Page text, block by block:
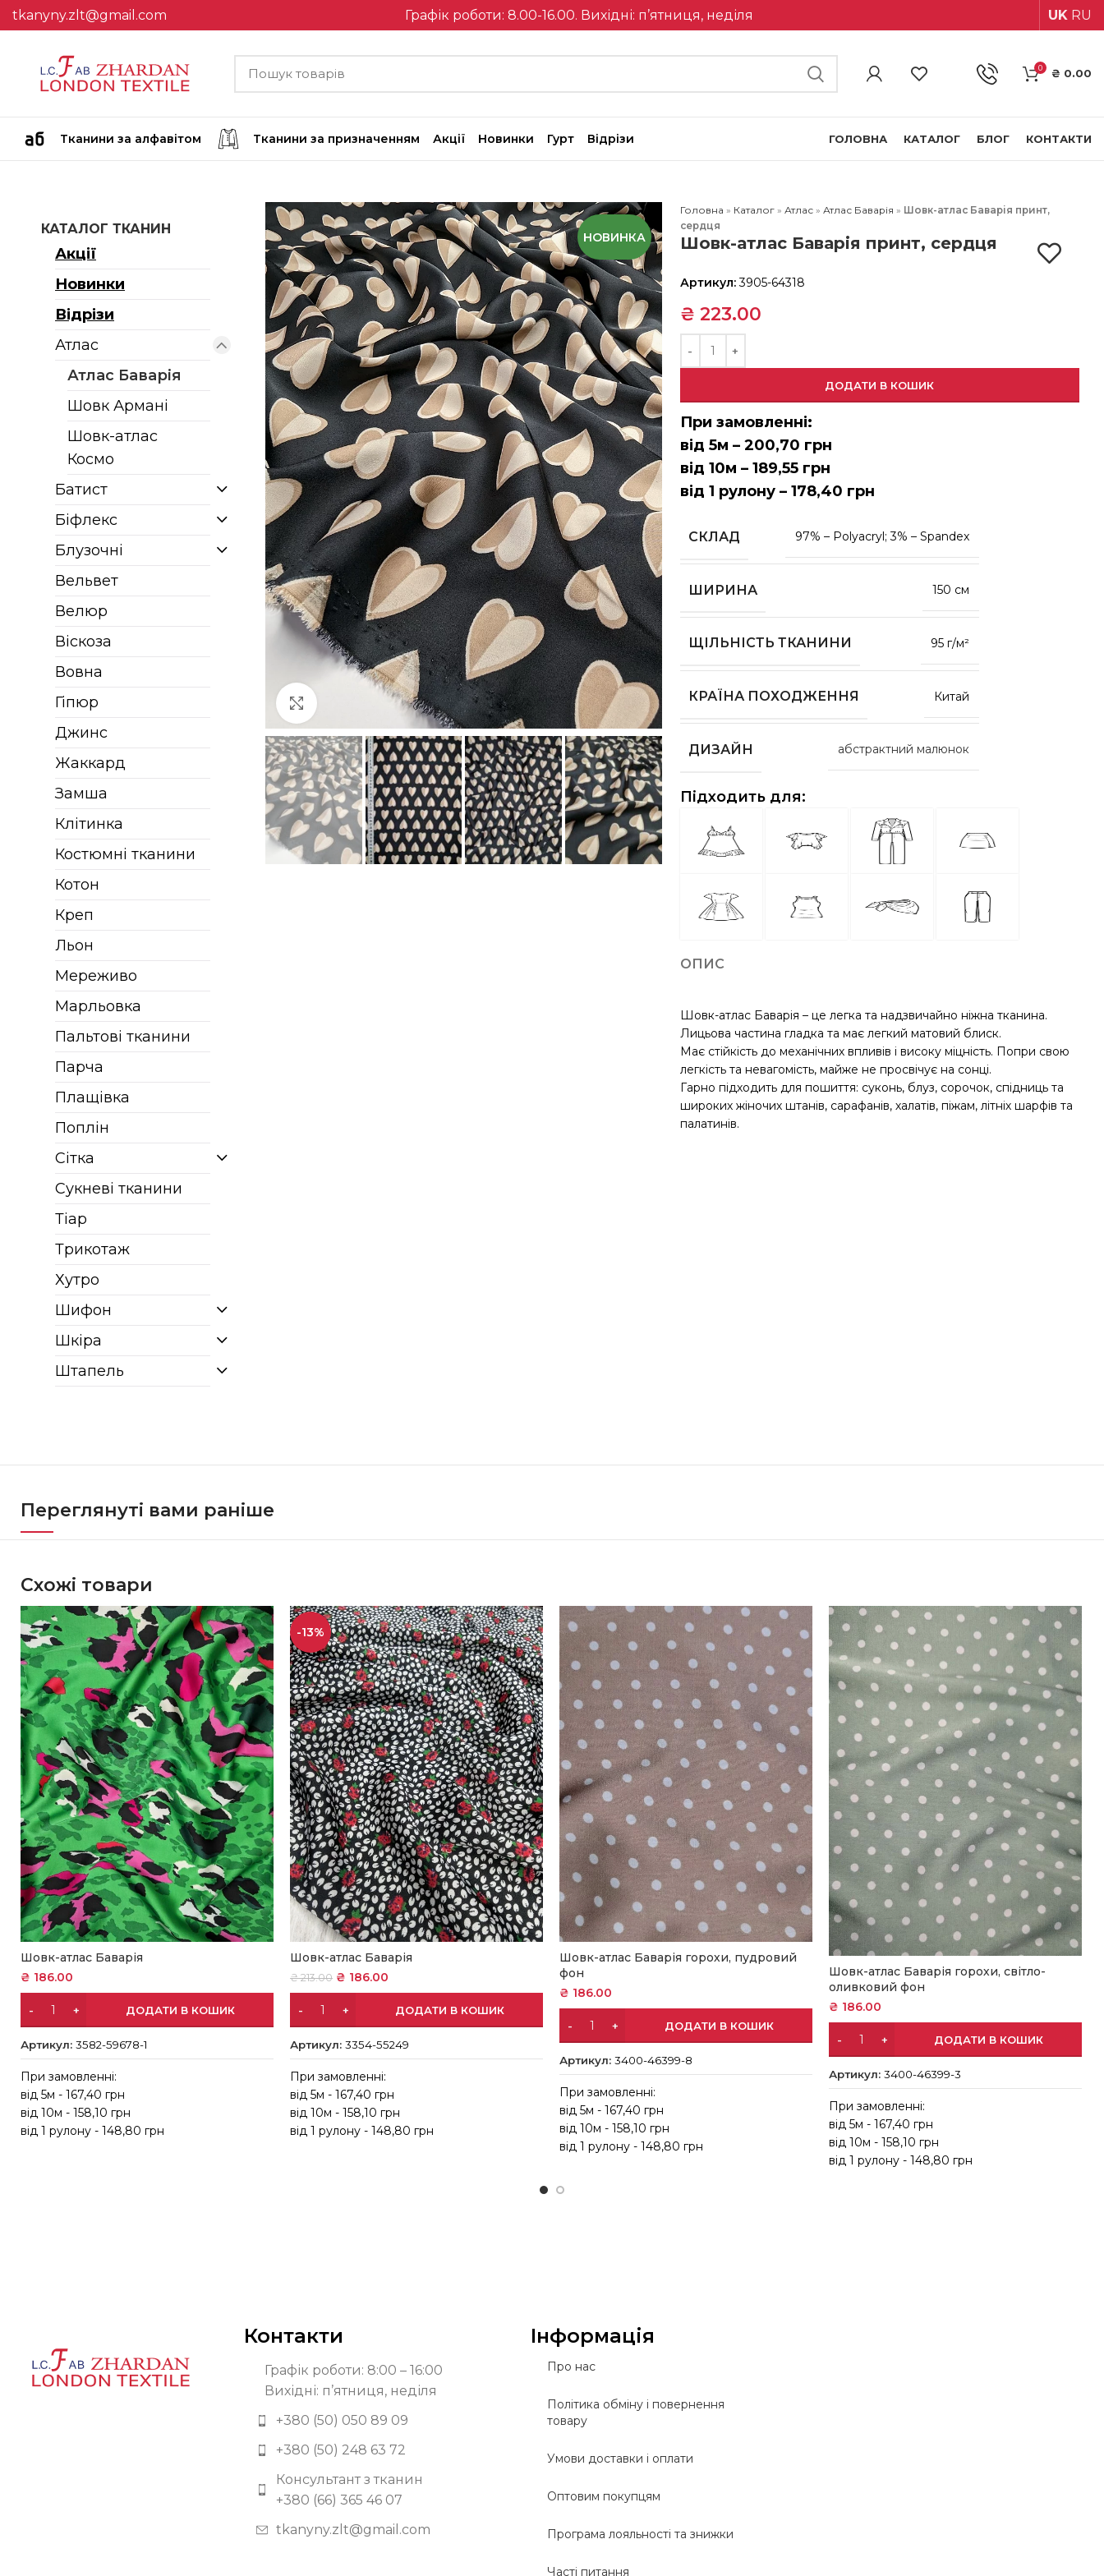
tkanyny.zlt@gmail.com Графік роботи: 8.00-16.00. Вихідні: п’ятниця, неділя UK RU
0 ₴ 0.00
Тканини за алфавітом Тканини за призначенням Акції Новинки Гурт Відрізи ГОЛОВНА КАТАЛОГ БЛОГ КОНТАКТИ
КАТАЛОГ ТКАНИН
Акції
Новинки
Відрізи
Атлас
Атлас Баварія
Шовк Армані
Шовк-атлас
Космо
Батист
Біфлекс
Блузочні
Вельвет
Велюр
Віскоза
Вовна
Гіпюр
Джинс
Жаккард
Замша
Клітинка
Костюмні тканини
Котон
Креп
Льон
Мереживо
Марльовка
Пальтові тканини
Парча
Плащівка
Поплін
Сітка
Сукневі тканини
Тіар
Трикотаж
Хутро
Шифон
Шкіра
Штапель
НОВИНКА
Клацніть, щоб збільшити
Головна » Каталог» Атлас» Атлас Баварія » Шовк-атлас Баварія принт,
сердця
Шовк-атлас Баварія принт, сердця
Артикул:3905-64318
₴ 223.00
ДОДАТИ В КОШИК
При замовленні:
від 5м – 200,70 грн
від 10м – 189,55 грн
від 1 рулону – 178,40 грн
СКЛАД 97% – Polyacryl; 3% – Spandex
ШИРИНА 150 см
ЩІЛЬНІСТЬ ТКАНИНИ 95 г/м²
КРАЇНА ПОХОДЖЕННЯ Китай
ДИЗАЙН абстрактний малюнок
Підходить для:
ОПИС
Шовк-атлас Баварія – це легка та надзвичайно ніжна тканина.
Лицьова частина гладка та має легкий матовий блиск.
Має стійкість до механічних впливів і високу міцність. Попри свою
легкість та невагомість, майже не просвічує на сонці.
Гарно підходить для пошиття: суконь, блуз, сорочок, спідниць та
широких жіночих штанів, сарафанів, халатів, піжам, літніх шарфів та
палатинів.
Переглянуті вами раніше
Схожі товари
Шовк-атлас Баварія
₴ 186.00
ДОДАТИ В КОШИК
Артикул:3582-59678-1
При замовленні:
від 5м - 167,40 грн
від 10м - 158,10 грн
від 1 рулону - 148,80 грн
-13%
Шовк-атлас Баварія
₴213.00 ₴ 186.00
ДОДАТИ В КОШИК
Артикул:3354-55249
При замовленні:
від 5м - 167,40 грн
від 10м - 158,10 грн
від 1 рулону - 148,80 грн
Шовк-атлас Баварія горохи, пудровий
фон
₴ 186.00
ДОДАТИ В КОШИК
Артикул:3400-46399-8
При замовленні:
від 5м - 167,40 грн
від 10м - 158,10 грн
від 1 рулону - 148,80 грн
Шовк-атлас Баварія горохи, світло-
оливковий фон
₴ 186.00
ДОДАТИ В КОШИК
Артикул:3400-46399-3
При замовленні:
від 5м - 167,40 грн
від 10м - 158,10 грн
від 1 рулону - 148,80 грн
Контакти
Графік роботи: 8:00 – 16:00
Вихідні: п’ятниця, неділя
+380 (50) 050 89 09
+380 (50) 248 63 72
Консультант з тканин
+380 (66) 365 46 07
tkanyny.zlt@gmail.com
Інформація
Про нас
Політика обміну і повернення
товару
Умови доставки і оплати
Оптовим покупцям
Програма лояльності та знижки
Часті питання